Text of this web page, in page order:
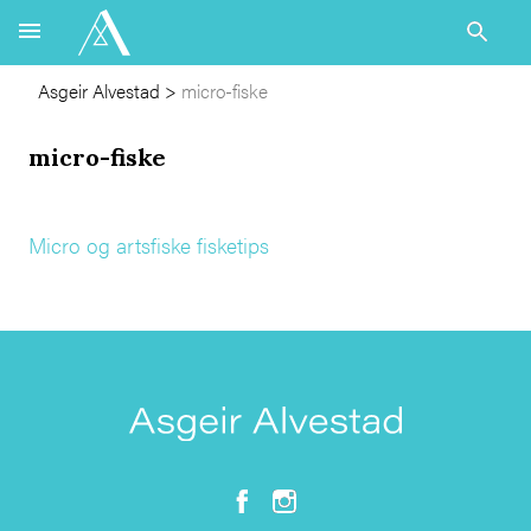
Asgeir Alvestad > micro-fiske
micro-fiske
Micro og artsfiske fisketips